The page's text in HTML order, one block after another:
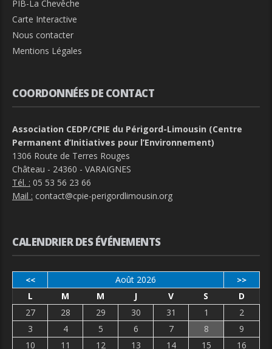
PIB-La Chevêche
Carte Interactive
Nous contacter
Mentions Légales
COORDONNÉES DE CONTACT
Association CEDP/CPIE du Périgord-Limousin (Centre
Permanent d’Initiatives pour l’Environnement)
1306 Route de Terres Rouges
Château - 24360 - VARAIGNES
Tél. : 05 53 56 23 66
Mail : contact@cpie-perigordlimousin.org
CALENDRIER DES ÉVÉNEMENTS
<< Août 2026 >>
L M M J V S
D
27
28 29 30 31 1
2
3
4 5 6 7 8
9
10
11 12 13 14 15
16